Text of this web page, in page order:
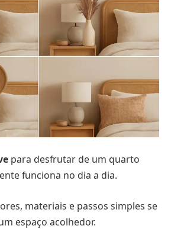
para desfrutar de um quarto
funciona no dia a dia.
materiais e passos simples se
espaço acolhedor.